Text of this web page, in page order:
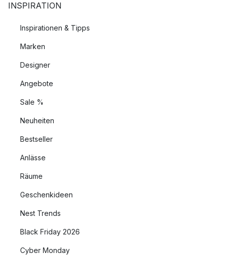
INSPIRATION
Inspirationen & Tipps
Marken
Designer
Angebote
Sale %
Neuheiten
Bestseller
Anlässe
Räume
Geschenkideen
Nest Trends
Black Friday 2026
Cyber Monday